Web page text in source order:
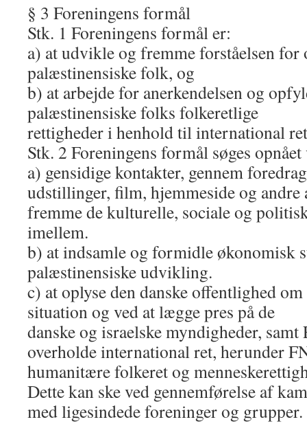
§ 3 Foreningens formål
Stk. 1 Foreningens formål er:
a) at udvikle og fremme forståelsen for
palæstinensiske folk, og
b) at arbejde for anerkendelsen og
palæstinensiske folks folkeretlige
rettigheder i henhold til international
Stk. 2 Foreningens formål søges opnået
a) gensidige kontakter, gennem
udstillinger, film, hjemmeside og andre
fremme de kulturelle, sociale og
imellem.
b) at indsamle og formidle økonomisk
palæstinensiske udvikling.
c) at oplyse den danske offentlighed
situation og ved at lægge pres på de
danske og israelske myndigheder,
overholde international ret, herunder
humanitære folkeret og
Dette kan ske ved gennemførelse af
med ligesindede foreninger og grupper.